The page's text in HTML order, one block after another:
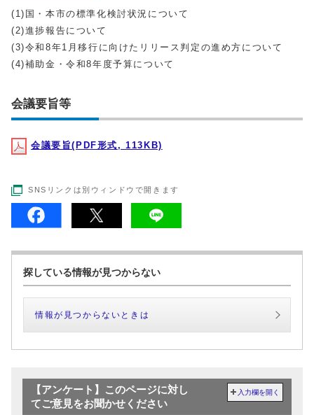
(1)国・本市の標準化検討状況について
(2)進捗報告について
(3)令和8年1月移行に向けたリリース判定の進め方について
(4)補助金・令和8年度予算について
会議要旨等
会議要旨(PDF形式, 113KB)
SNSリンクは別ウィンドウで開きます
探している情報が見つからない
情報が見つからないときは
【アンケート】このページに対し
てご意見をお聞かせください
入力欄を開く